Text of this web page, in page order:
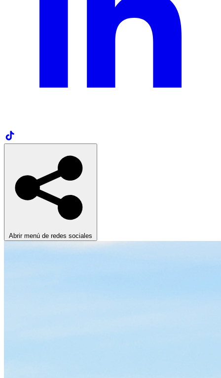
Abrir menú de redes sociales